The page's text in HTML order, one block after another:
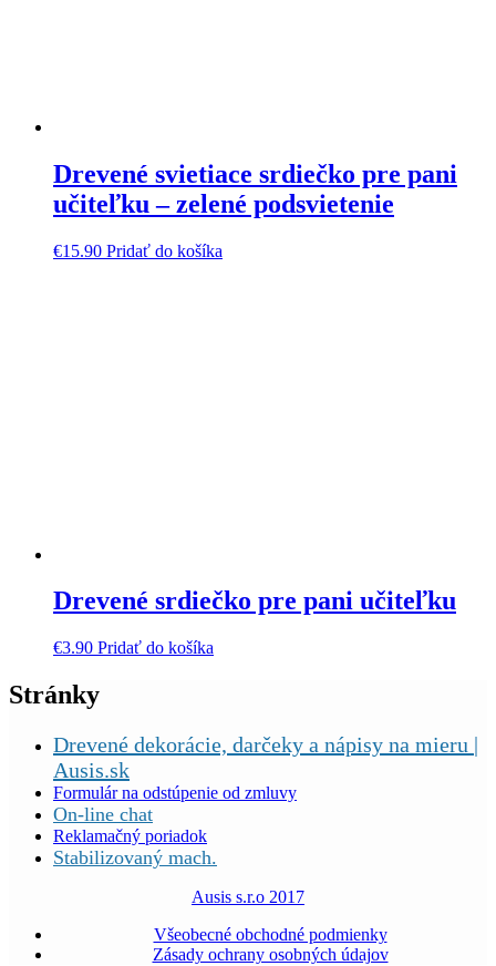
Drevené svietiace srdiečko pre pani
učiteľku – zelené podsvietenie
€15.90 Pridať do košíka
Drevené srdiečko pre pani učiteľku
€3.90 Pridať do košíka
Stránky
Drevené dekorácie, darčeky a nápisy na mieru |
Ausis.sk
Formulár na odstúpenie od zmluvy
On-line chat
Reklamačný poriadok
Stabilizovaný mach.
Ausis s.r.o 2017
Všeobecné obchodné podmienky
Zásady ochrany osobných údajov